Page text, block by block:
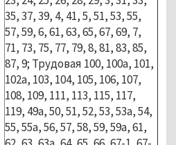
35, 37, 39, 4, 41, 5, 51, 53, 55,
57, 59, 6, 61, 63, 65, 67, 69, 7,
71, 73, 75, 77, 79, 8, 81, 83, 85,
87, 9; Трудовая 100, 100а, 101,
102а, 103, 104, 105, 106, 107,
108, 109, 111, 113, 115, 117,
119, 49а, 50, 51, 52, 53, 53а, 54,
55, 55а, 56, 57, 58, 59, 59а, 61,